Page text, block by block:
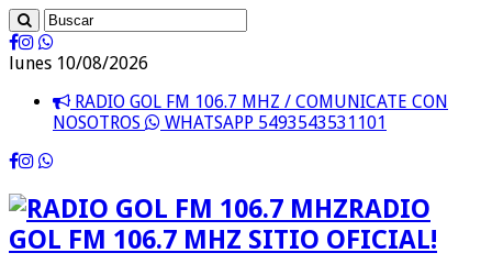
lunes 10/08/2026
RADIO GOL FM 106.7 MHZ / COMUNICATE CON
NOSOTROS
WHATSAPP 5493543531101
RADIO
GOL FM 106.7 MHZ SITIO OFICIAL!